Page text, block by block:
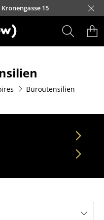
Kronengasse 15
Büroutensilien